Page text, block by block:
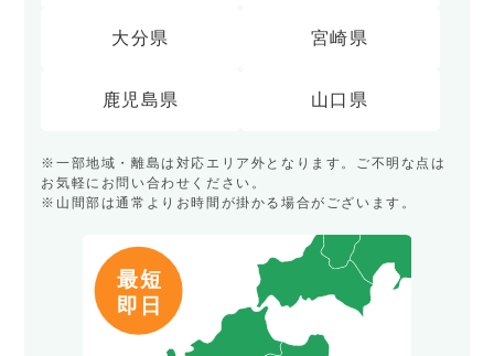
大分県 宮崎県
鹿児島県 山口県
※一部地域・離島は対応エリア外となります。ご不明な点は
お気軽にお問い合わせください。
※山間部は通常よりお時間が掛かる場合がございます。